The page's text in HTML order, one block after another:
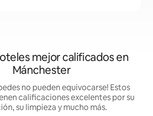
mejor calificados en
Mánchester
no pueden equivocarse! Estos
calificaciones excelentes por su
su limpieza y mucho más.